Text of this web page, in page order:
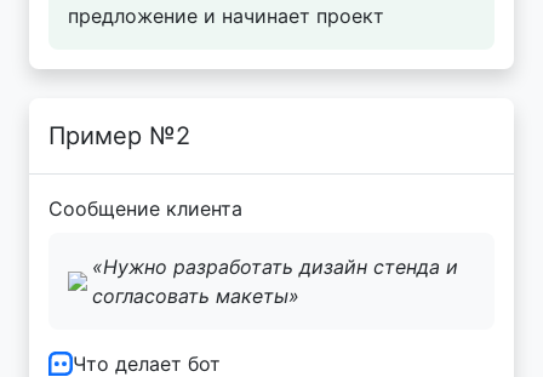
предложение и начинает проект
Пример №2
Сообщение клиента
«Нужно разработать дизайн стенда и
согласовать макеты»
Что делает бот